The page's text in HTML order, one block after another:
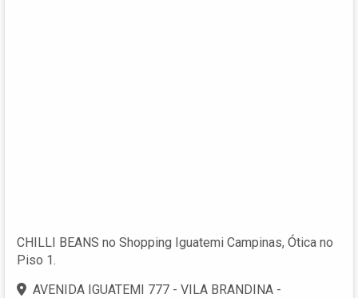
CHILLI BEANS no Shopping Iguatemi Campinas, Ótica no
Piso 1.
AVENIDA IGUATEMI 777 - VILA BRANDINA -